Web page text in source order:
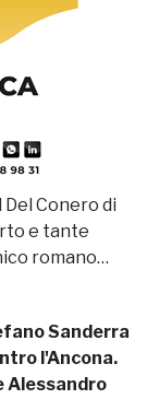
Conero di
e tante
romano…
Sanderra
l'Ancona.
Alessandro